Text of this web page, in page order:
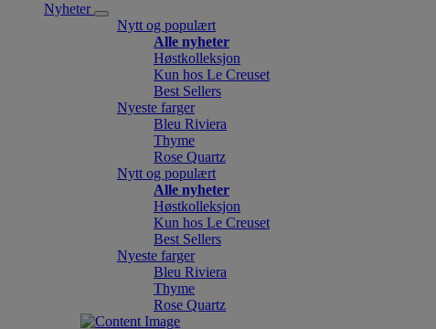
Nyheter
Nytt og populært
Alle nyheter
Høstkolleksjon
Kun hos Le Creuset
Best Sellers
Nyeste farger
Bleu Riviera
Thyme
Rose Quartz
Nytt og populært
Alle nyheter
Høstkolleksjon
Kun hos Le Creuset
Best Sellers
Nyeste farger
Bleu Riviera
Thyme
Rose Quartz